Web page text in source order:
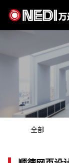
全部